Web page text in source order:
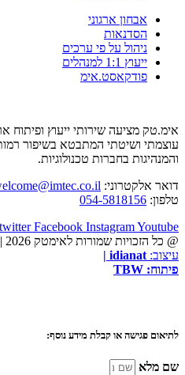
אבחון ארגוני
הסדנאות
ניהול על פי ערכים
ייעוץ 1:1 למנהלים
פודקאסט.אימ
אימ.טק מציעה שירותי ייעוץ ופיתוח
עוצמתי ושיטתי המתבטא בשיפור
והמנהיגות בחברות טכנולוגיות.
דואר אלקטרוני:
טלפון: 054-5818156
Facebook InstagramYoutube
@ כל הזכויות שמורות לאימטק 2026 |
עיצוב: idianat
|
פיתוח:
לתיאום פגישה או קבלת מידע נוסף:
שם מלא